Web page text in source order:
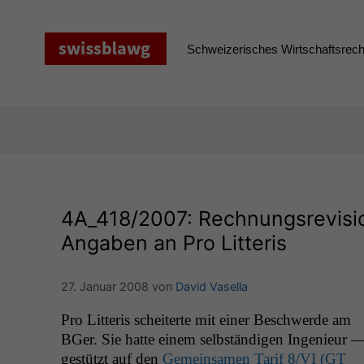
Schweizerisches
4A_418/2007:
Angaben an Pro Litteris
27. Januar 2008 von David Vasella
Pro Lit­teris scheit­erte mit ein­er Beschw­erde am
BGer. Sie hat­te einem selb­ständi­gen Inge­nieur
gestützt auf den Gemein­samen Tarif 8/VI(GT